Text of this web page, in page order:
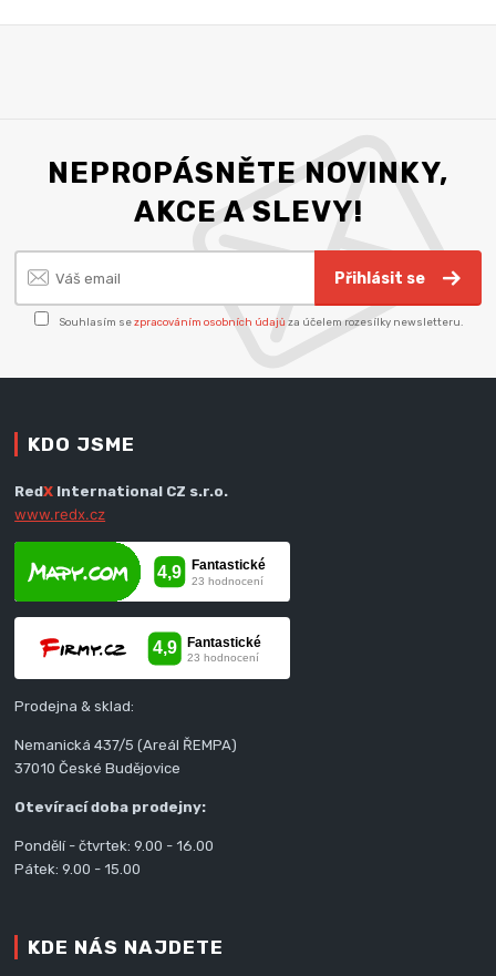
NEPROPÁSNĚTE NOVINKY,
AKCE A SLEVY!
Přihlásit se
Souhlasím sezpracováním osobních údajů za účelem rozesílky newsletteru.
KDO JSME
RedX International CZ s.r.o.
www.redx.cz
Prodejna & sklad:
Nemanická 437/5 (Areál ŘEMPA)
37010 České Budějovice
Otevírací doba prodejny:
Pondělí - čtvrtek: 9.00 - 16.00
Pátek: 9.00 - 15.00
KDE NÁS NAJDETE